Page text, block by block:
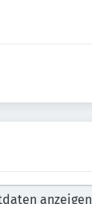
anzeigen